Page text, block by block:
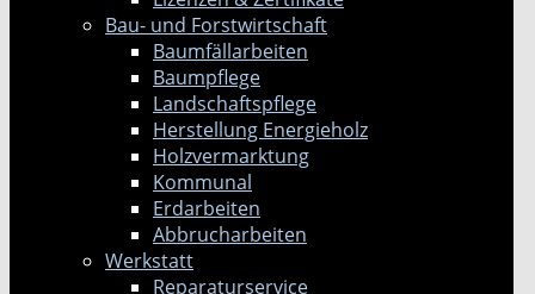
Bau- und Forstwirtschaft
Baumfällarbeiten
Baumpflege
Landschaftspflege
Herstellung Energieholz
Holzvermarktung
Kommunal
Erdarbeiten
Abbrucharbeiten
Werkstatt
Reparaturservice